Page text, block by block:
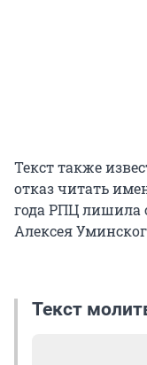
Текст также
отказ читать
года РПЦ лишила
Алексея
Текст